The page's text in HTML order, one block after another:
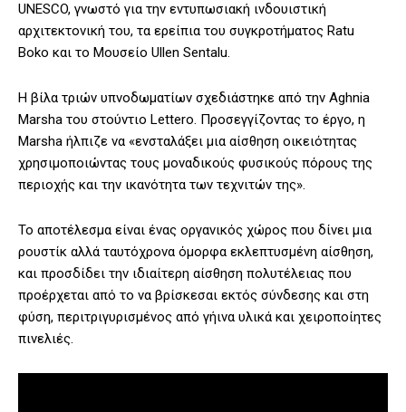
UNESCO, γνωστό για την εντυπωσιακή ινδουιστική
αρχιτεκτονική του, τα ερείπια του συγκροτήματος Ratu
Boko και το Μουσείο Ullen Sentalu.
Η βίλα τριών υπνοδωματίων σχεδιάστηκε από την Aghnia
Marsha του στούντιο Lettero. Προσεγγίζοντας το έργο, η
Marsha ήλπιζε να «ενσταλάξει μια αίσθηση οικειότητας
χρησιμοποιώντας τους μοναδικούς φυσικούς πόρους της
περιοχής και την ικανότητα των τεχνιτών της».
Το αποτέλεσμα είναι ένας οργανικός χώρος που δίνει μια
ρουστίκ αλλά ταυτόχρονα όμορφα εκλεπτυσμένη αίσθηση,
και προσδίδει την ιδιαίτερη αίσθηση πολυτέλειας που
προέρχεται από το να βρίσκεσαι εκτός σύνδεσης και στη
φύση, περιτριγυρισμένος από γήινα υλικά και χειροποίητες
πινελιές.